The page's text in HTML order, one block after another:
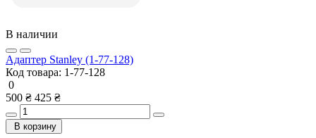
В наличии
Адаптер Stanley (1-77-128)
Код товара: 1-77-128
0
500 ₴ 425 ₴
В корзину